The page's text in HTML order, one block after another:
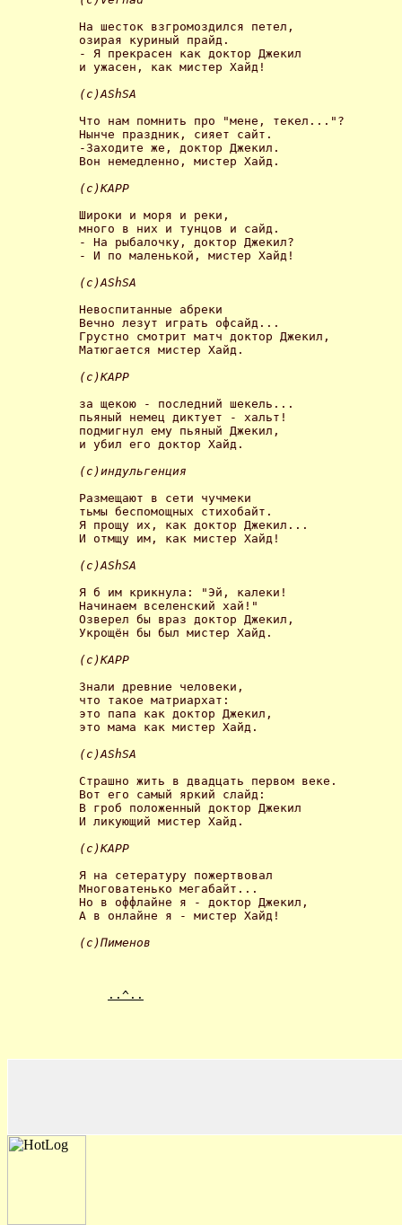
На шесток взгромоздился петел,
озирая куриный прайд.
- Я прекрасен как доктор Джекил
и ужасен, как мистер Хайд!
(с)AShSA
Что нам помнить про "мене, текел..."?
Нынче праздник, сияет сайт.
-Заходите же, доктор Джекил.
Вон немедленно, мистер Хайд.
(с)КАРР
Широки и моря и реки,
много в них и тунцов и сайд.
- На рыбалочку, доктор Джекил?
- И по маленькой, мистер Хайд!
(с)AShSA
Невоспитанные абреки
Вечно лезут играть офсайд...
Грустно смотрит матч доктор Джекил,
Матюгается мистер Хайд.
(с)КАРР
за щекою - последний шекель...
пьяный немец диктует - хальт!
подмигнул ему пьяный Джекил,
и убил его доктор Хайд.
(с)индульгенция
Размещают в сети чучмеки
тьмы беспомощных стихобайт.
Я прощу их, как доктор Джекил...
И отмщу им, как мистер Хайд!
(с)AShSA
Я б им крикнула: "Эй, калеки!
Начинаем вселенский хай!"
Озверел бы враз доктор Джекил,
Укрощён бы был мистер Хайд.
(с)КАРР
Знали древние человеки,
что такое матриархат:
это папа как доктор Джекил,
это мама как мистер Хайд.
(с)AShSA
Страшно жить в двадцать первом веке.
Вот его самый яркий слайд:
В гроб положенный доктор Джекил
И ликующий мистер Хайд.
(с)КАРР
Я на сетературу пожертвовал
Многоватенько мегабайт...
Но в оффлайне я - доктор Джекил,
А в онлайне я - мистер Хайд!
..^..